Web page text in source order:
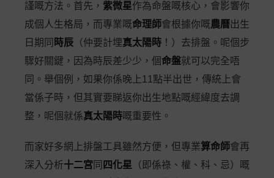
謹嘅方法。首先， 紫微星作為命盤嘅核心，會影響你
成個人生格局，而專業嘅命理師會根據你嘅農曆出生
日期同 時辰 （仲要計埋真太陽時 ！）去排盤。呢個步
驟好關鍵，因為時辰差少少，個 命盤就可以完全唔
同。舉個例，如果你係晚上11點半出世，傳統上會
當係子時，但其實要睇返你出生地點嘅經緯度去調
整，呢個就係真太陽時嘅重要性。
而家好多網上排盤工具雖然方便，但專業算命師會再
深入分析十二宮 同 四化星 （即係祿、權、科、忌）嘅